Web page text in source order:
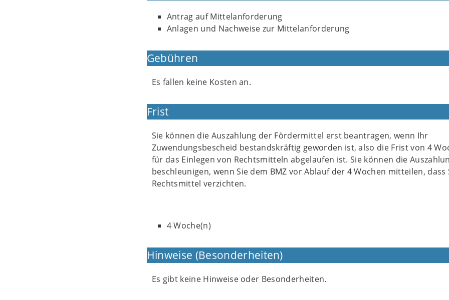
Antrag auf Mittelanforderung
Anlagen und Nachweise zur Mittelanforderung
Gebühren
Es fallen keine Kosten an.
Frist
Sie können die Auszahlung der Fördermittel erst beantragen, wenn Ihr
Zuwendungsbescheid bestandskräftig geworden ist, also die Frist von 4
für das Einlegen von Rechtsmitteln abgelaufen ist. Sie können die
beschleunigen, wenn Sie dem BMZ vor Ablauf der 4 Wochen mitteilen, dass
Rechtsmittel verzichten.
4 Woche(n)
Hinweise (Besonderheiten)
Es gibt keine Hinweise oder Besonderheiten.